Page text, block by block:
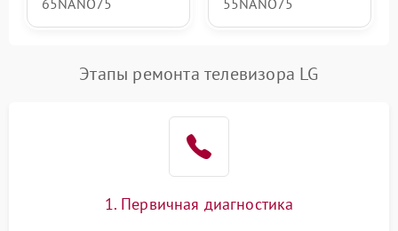
65NANO75 55NANO75
Этапы ремонта телевизора LG
1. Первичная диагностика